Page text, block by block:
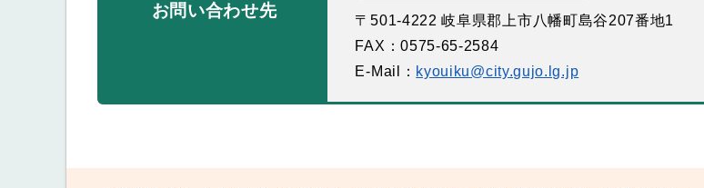
お問い合わせ先
〒501-4222 岐阜県郡上市八幡町島谷207番地1
FAX：0575-65-2584
E-Mail： kyouiku@city.gujo.lg.jp